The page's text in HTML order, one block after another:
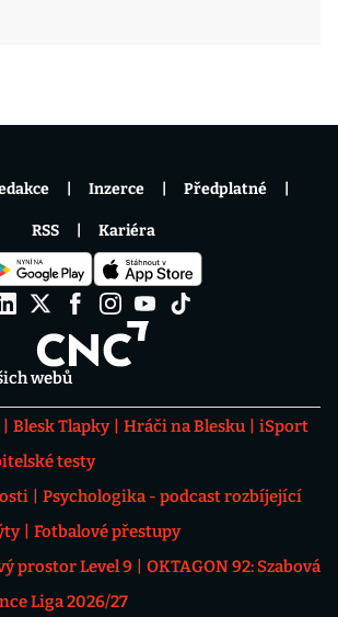
webů
Blesk Tlapky Hráči na Blesku
iSport
testy
Psychologika - podcast rozbíjející
Fotbalové přestupy
prostor Level 9
OKTAGON 92: Szabová
Liga 2026/27
Inzerce Předplatné
RSS Kariéra